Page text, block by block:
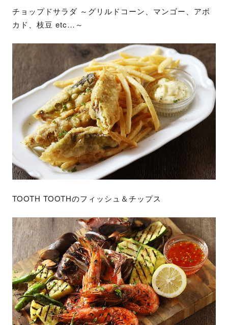
チョップドサラダ ～グリルドコーン、マンゴー、アボ
カド、枝豆 etc…～
TOOTH TOOTHのフィッシュ＆チップス